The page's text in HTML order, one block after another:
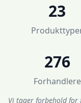
23
276
Forhandlere
Vi tager forbehold